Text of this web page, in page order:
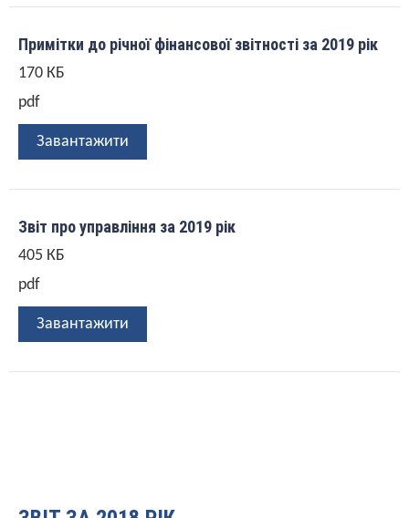
Примітки до річної фінансової звітності за 2019 рік
170 КБ
pdf
Завантажити
Звіт про управління за 2019 рік
405 КБ
pdf
Завантажити